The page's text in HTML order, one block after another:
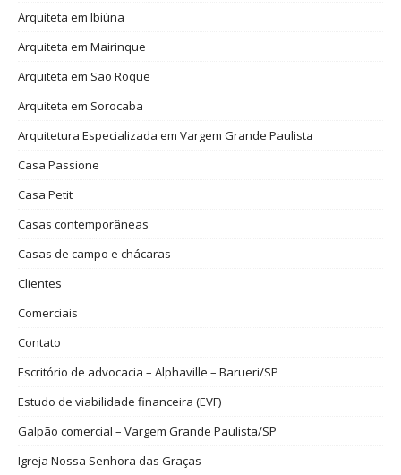
Arquiteta em Ibiúna
Arquiteta em Mairinque
Arquiteta em São Roque
Arquiteta em Sorocaba
Arquitetura Especializada em Vargem Grande Paulista
Casa Passione
Casa Petit
Casas contemporâneas
Casas de campo e chácaras
Clientes
Comerciais
Contato
Escritório de advocacia – Alphaville – Barueri/SP
Estudo de viabilidade financeira (EVF)
Galpão comercial – Vargem Grande Paulista/SP
Igreja Nossa Senhora das Graças